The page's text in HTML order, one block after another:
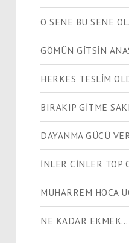
O SENE BU SENE
GÖMÜN GİTSİN
HERKES TESLİM
BIRAKIP GİTME
DAYANMA GÜCÜ
İNLER CİNLER TOP
MUHARREM HOCA
NE KADAR EKMEK…